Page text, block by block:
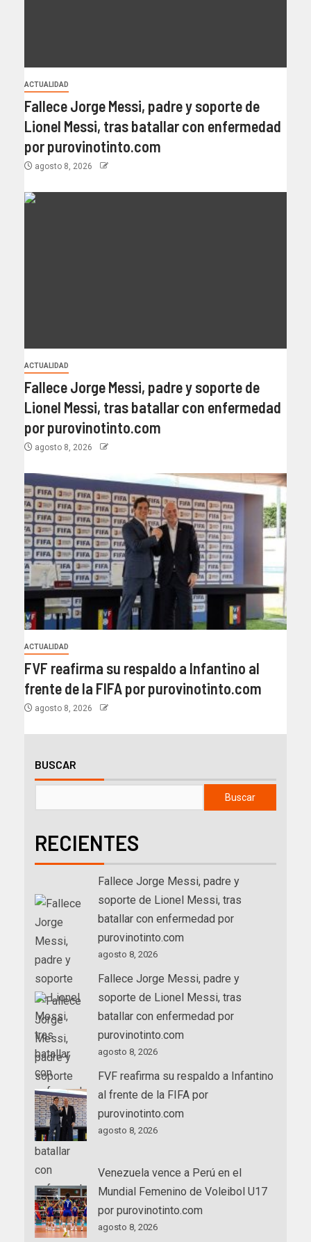
ACTUALIDAD
Fallece Jorge Messi, padre y soporte de
Lionel Messi, tras batallar con enfermedad
por purovinotinto.com
agosto 8, 2026
ACTUALIDAD
Fallece Jorge Messi, padre y soporte de
Lionel Messi, tras batallar con enfermedad
por purovinotinto.com
agosto 8, 2026
ACTUALIDAD
FVF reafirma su respaldo a Infantino al
frente de la FIFA por purovinotinto.com
agosto 8, 2026
BUSCAR
Buscar
RECIENTES
Fallece Jorge Messi, padre y
soporte de Lionel Messi, tras
batallar con enfermedad por
purovinotinto.com
agosto 8, 2026
Fallece Jorge Messi, padre y
soporte de Lionel Messi, tras
batallar con enfermedad por
purovinotinto.com
agosto 8, 2026
FVF reafirma su respaldo a Infantino
al frente de la FIFA por
purovinotinto.com
agosto 8, 2026
Venezuela vence a Perú en el
Mundial Femenino de Voleibol U17
por purovinotinto.com
agosto 8, 2026